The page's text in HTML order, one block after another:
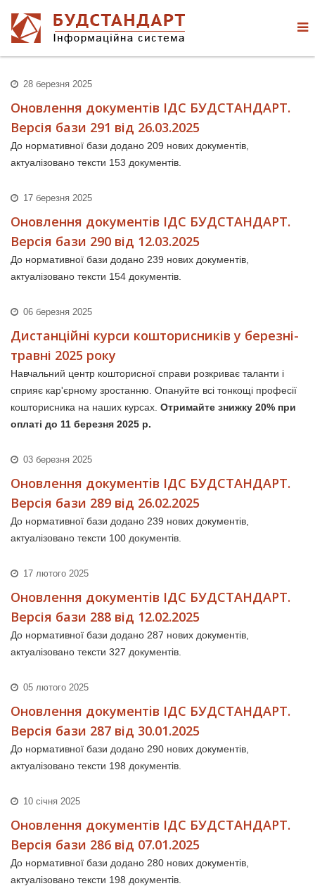
28 березня 2025
Оновлення документiв ІДС БУДСТАНДАРТ.
Версія бази 291 від 26.03.2025
До нормативної бази додано 209 нових документів,
актуалізовано тексти 153 документів.
17 березня 2025
Оновлення документiв ІДС БУДСТАНДАРТ.
Версія бази 290 від 12.03.2025
До нормативної бази додано 239 нових документів,
актуалізовано тексти 154 документів.
06 березня 2025
Дистанційні курси кошторисників у березні-
травні 2025 року
Навчальний центр кошторисної справи розкриває таланти і
сприяє кар'єрному зростанню. Опануйте всі тонкощі професії
кошторисника на наших курсах. Отримайте знижку 20% при
оплаті до 11 березня 2025 р.
03 березня 2025
Оновлення документiв ІДС БУДСТАНДАРТ.
Версія бази 289 від 26.02.2025
До нормативної бази додано 239 нових документів,
актуалізовано тексти 100 документів.
17 лютого 2025
Оновлення документiв ІДС БУДСТАНДАРТ.
Версія бази 288 від 12.02.2025
До нормативної бази додано 287 нових документів,
актуалізовано тексти 327 документів.
05 лютого 2025
Оновлення документiв ІДС БУДСТАНДАРТ.
Версія бази 287 від 30.01.2025
До нормативної бази додано 290 нових документів,
актуалізовано тексти 198 документів.
10 січня 2025
Оновлення документiв ІДС БУДСТАНДАРТ.
Версія бази 286 від 07.01.2025
До нормативної бази додано 280 нових документів,
актуалізовано тексти 198 документів.